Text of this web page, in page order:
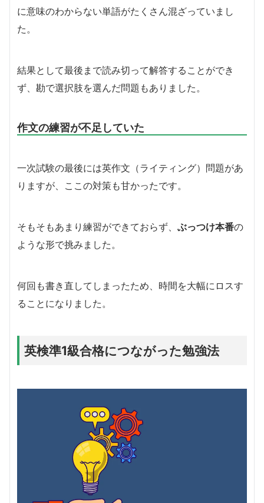
に意味のわからない単語がたくさん混ざっていまし
た。
結果として最後まで読み切って解答することができ
ず、勘で選択肢を選んだ問題もありました。
作文の練習が不足していた
一次試験の最後には英作文（ライティング）問題があ
りますが、ここの対策も甘かったです。
そもそもあまり練習ができておらず、 ぶっつけ本番の
ような形で挑みました。
何回も書き直してしまったため、時間を大幅にロスす
ることになりました。
英検準1級合格につながった勉強法